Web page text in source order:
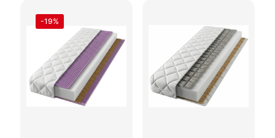
-19%